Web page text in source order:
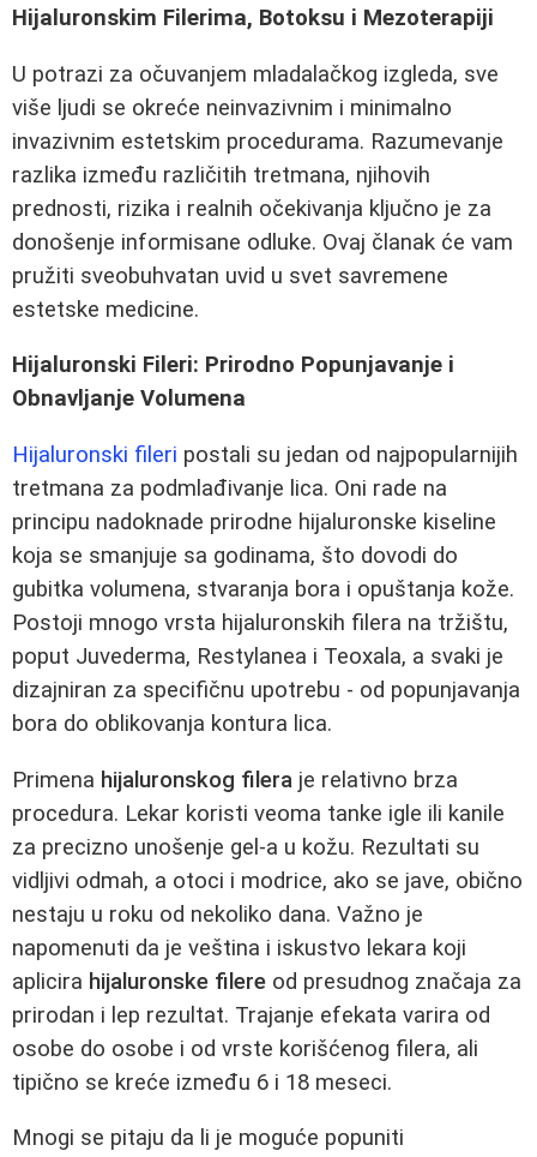
Hijaluronskim Filerima, Botoksu i Mezoterapiji
U potrazi za očuvanjem mladalačkog izgleda, sve
više ljudi se okreće neinvazivnim i minimalno
invazivnim estetskim procedurama. Razumevanje
razlika između različitih tretmana, njihovih
prednosti, rizika i realnih očekivanja ključno je za
donošenje informisane odluke. Ovaj članak će vam
pružiti sveobuhvatan uvid u svet savremene
estetske medicine.
Hijaluronski Fileri: Prirodno Popunjavanje i
Obnavljanje Volumena
Hijaluronski fileri postali su jedan od najpopularnijih
tretmana za podmlađivanje lica. Oni rade na
principu nadoknade prirodne hijaluronske kiseline
koja se smanjuje sa godinama, što dovodi do
gubitka volumena, stvaranja bora i opuštanja kože.
Postoji mnogo vrsta hijaluronskih filera na tržištu,
poput Juvederma, Restylanea i Teoxala, a svaki je
dizajniran za specifičnu upotrebu - od popunjavanja
bora do oblikovanja kontura lica.
Primena hijaluronskog filera je relativno brza
procedura. Lekar koristi veoma tanke igle ili kanile
za precizno unošenje gel-a u kožu. Rezultati su
vidljivi odmah, a otoci i modrice, ako se jave, obično
nestaju u roku od nekoliko dana. Važno je
napomenuti da je veština i iskustvo lekara koji
aplicira hijaluronske filere od presudnog značaja za
prirodan i lep rezultat. Trajanje efekata varira od
osobe do osobe i od vrste korišćenog filera, ali
tipično se kreće između 6 i 18 meseci.
Mnogi se pitaju da li je moguće popuniti